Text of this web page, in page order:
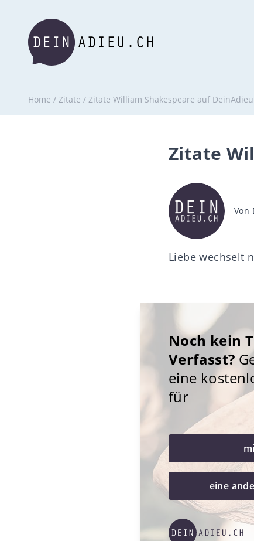
Home / Zitate / Zitate William Shakespeare auf
Zitate
Von
Liebe wechselt
Noch kein
Verfasst?
eine
für
eine